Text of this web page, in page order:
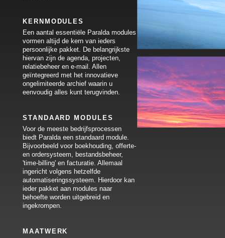
KERNMODULES
Een aantal essentiële Paralda modules
vormen altijd de kern van ieders
persoonlijke pakket. De belangrijkste
hiervan zijn de agenda, projecten,
relatiebeheer en e-mail. Allen
geïntegreerd met het innovatieve
ongelimiteerde archief waarin u
eenvoudig alles kunt terugvinden.
STANDAARD MODULES
Voor de meeste bedrijfsprocessen
biedt Paralda een standaard module.
Bijvoorbeeld voor boekhouding, offerte-
en ordersysteem, bestandsbeheer,
'time-billing' en facturatie. Allemaal
ingericht volgens hetzelfde
automatiseringssysteem. Hierdoor kan
ieder pakket aan modules naar
behoefte worden uitgebreid en
ingekrompen.
MAATWERK